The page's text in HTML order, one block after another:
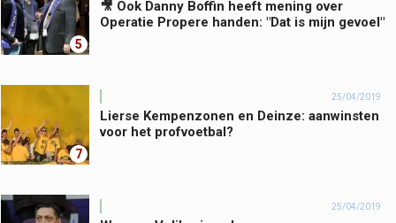
5
🎥 Ook Danny Boffin heeft mening over
Operatie Propere handen: "Dat is mijn gevoel"
7
25/04/2019
Lierse Kempenzonen en Deinze: aanwinsten
voor het profvoetbal?
25/04/2019